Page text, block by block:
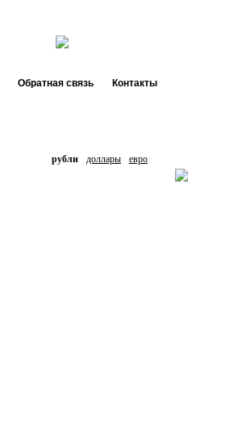
Обратная связь Контакты
рубли доллары евро